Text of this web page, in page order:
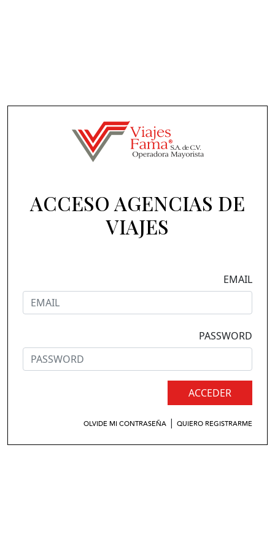
ACCESO AGENCIAS DE
VIAJES
EMAIL
PASSWORD
ACCEDER
OLVIDE MI CONTRASEÑA | QUIERO REGISTRARME